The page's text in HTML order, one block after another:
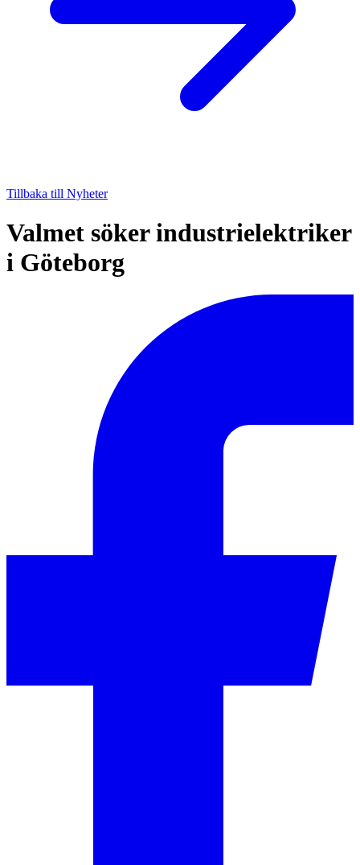
Tillbaka till Nyheter
Valmet söker industrielektriker
i Göteborg